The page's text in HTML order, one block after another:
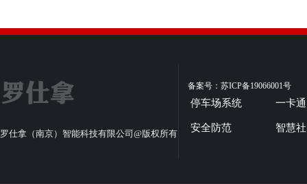
罗仕拿（南京）智能科技有限公司@版权所有
备案号：苏ICP备19066001号
停车场系统 一卡通
安全防范 智慧